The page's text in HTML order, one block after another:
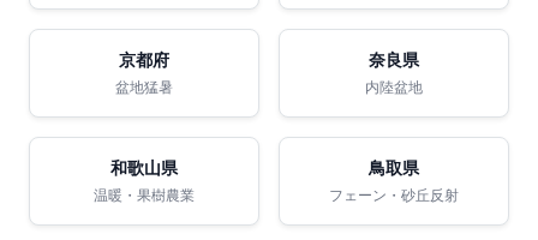
京都府
盆地猛暑
奈良県
内陸盆地
和歌山県
温暖・果樹農業
鳥取県
フェーン・砂丘反射